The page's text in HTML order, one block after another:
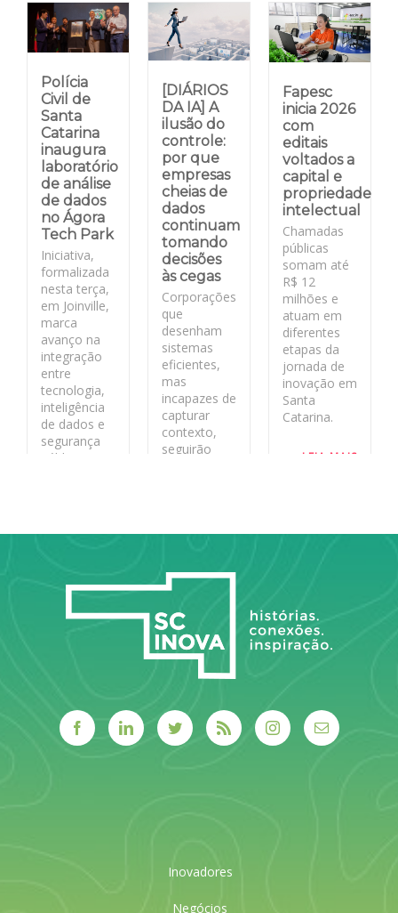
Polícia
Civil de
Santa
Catarina
inaugura
laboratório
de análise
de dados
no Ágora
Tech Park
Iniciativa,
formalizada
nesta terça,
em Joinville,
marca
avanço na
integração
entre
tecnologia,
inteligência
de dados e
segurança
pública no
[DIÁRIOS
DA IA] A
ilusão do
controle:
por que
empresas
cheias de
dados
continuam
tomando
decisões
às cegas
Corporações
que
desenham
sistemas
eficientes,
mas
incapazes de
capturar
contexto,
seguirão
Fapesc
inicia 2026
com
editais
voltados a
capital e
propriedade
intelectual
Chamadas
públicas
somam até
R$ 12
milhões e
atuam em
diferentes
etapas da
jornada de
inovação em
Santa
Catarina.
LEIA MAIS
Inovadores
Negócios